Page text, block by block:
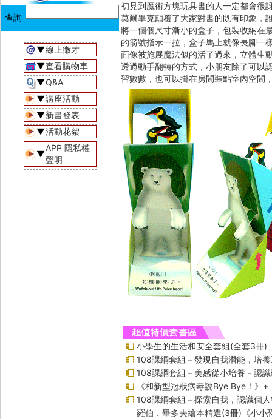
▼線上徵才
▼查看購物車
▼Q&A
▼講座活動
▼新書發表
▼活動花絮
▼
APP 隱私權
聲明
初見到魔術方塊玩具書的人一定都會很
莫爾畢克顛覆了大家對書的既有印象，
將一個個尺寸漸小的盒子，包裝收納在
的箭號指示一拉，盒子馬上就像長腳一
面像被施展魔法似的活了過來，立體生
透過動手翻轉的方式，小朋友除了可以
習數數，也可以掛在房間裝點室內空間
小學生的生活和安全套組(全套3冊)
108課綱套組－發現自我潛能，培
108課綱套組－美感從小培養－認
《和新型冠狀病毒說Bye Bye！》
108課綱套組－探索自我，認識個
羅伯．畢多夫繪本精選(3冊)《小小